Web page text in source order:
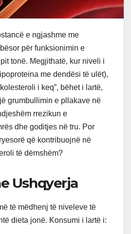
e ngjashme me
për funksionimin e
tonë. Megjithatë, kur niveli i
me dendësi të ulët),
i keq”, bëhet i lartë,
grumbullimin e pllakave në
rrezikun e
dhe goditjes në tru. Por
që kontribuojnë në
të dëmshëm?
Ushqyerja
të mëdhenj të niveleve të
dieta jonë. Konsumi i lartë i: